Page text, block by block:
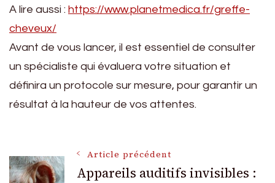
A lire aussi : https://www.planetmedica.fr/greffe-
cheveux/
Avant de vous lancer, il est essentiel de consulter
un spécialiste qui évaluera votre situation et
définira un protocole sur mesure, pour garantir un
résultat à la hauteur de vos attentes.
Navigation
Article précédent
Appareils auditifs invisibles :